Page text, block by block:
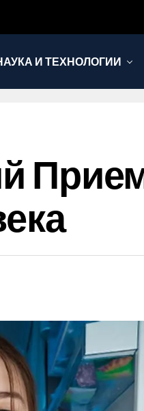
И ТЕХНОЛОГИИ